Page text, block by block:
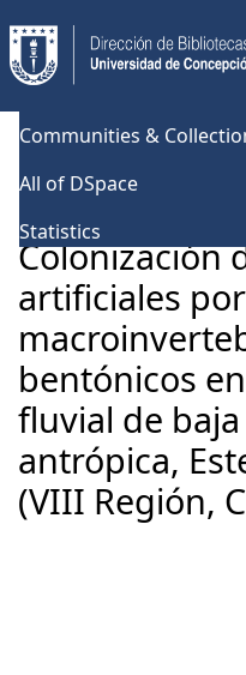
Communities &
All of DSpace
Statistics
Home
Colonización
artificiales por
bentónicos
fluvial de
antrópica,
(VIII Región,